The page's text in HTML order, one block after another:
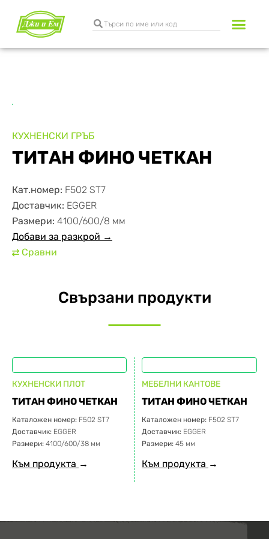
КУХНЕНСКИ ГРЪБ
ТИТАН ФИНО ЧЕТКАН
Кат.номер: F502 ST7
Доставчик: EGGER
Размери: 4100/600/8 мм
Добави за разкрой →
⇄ Сравни
Свързани продукти
КУХНЕНСКИ ПЛОТ
ТИТАН ФИНО ЧЕТКАН
Каталожен номер: F502 ST7
Доставчик: EGGER
Размери: 4100/600/38 мм
Към продукта →
МЕБЕЛНИ КАНТОВЕ
ТИТАН ФИНО ЧЕТКАН
Каталожен номер: F502 ST7
Доставчик: EGGER
Размери: 45 мм
Към продукта →